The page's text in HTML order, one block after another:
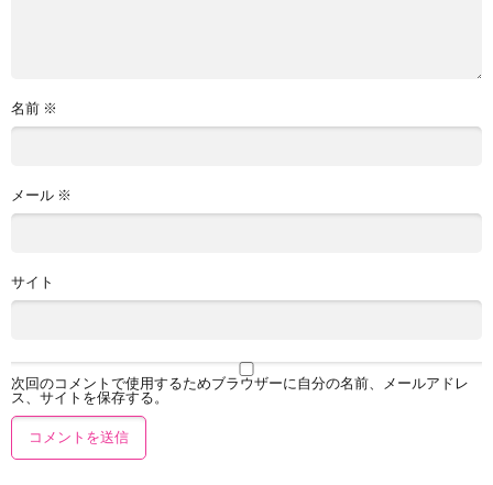
名前 ※
メール ※
サイト
次回のコメントで使用するためブラウザーに自分の名前、メールアドレ
ス、サイトを保存する。